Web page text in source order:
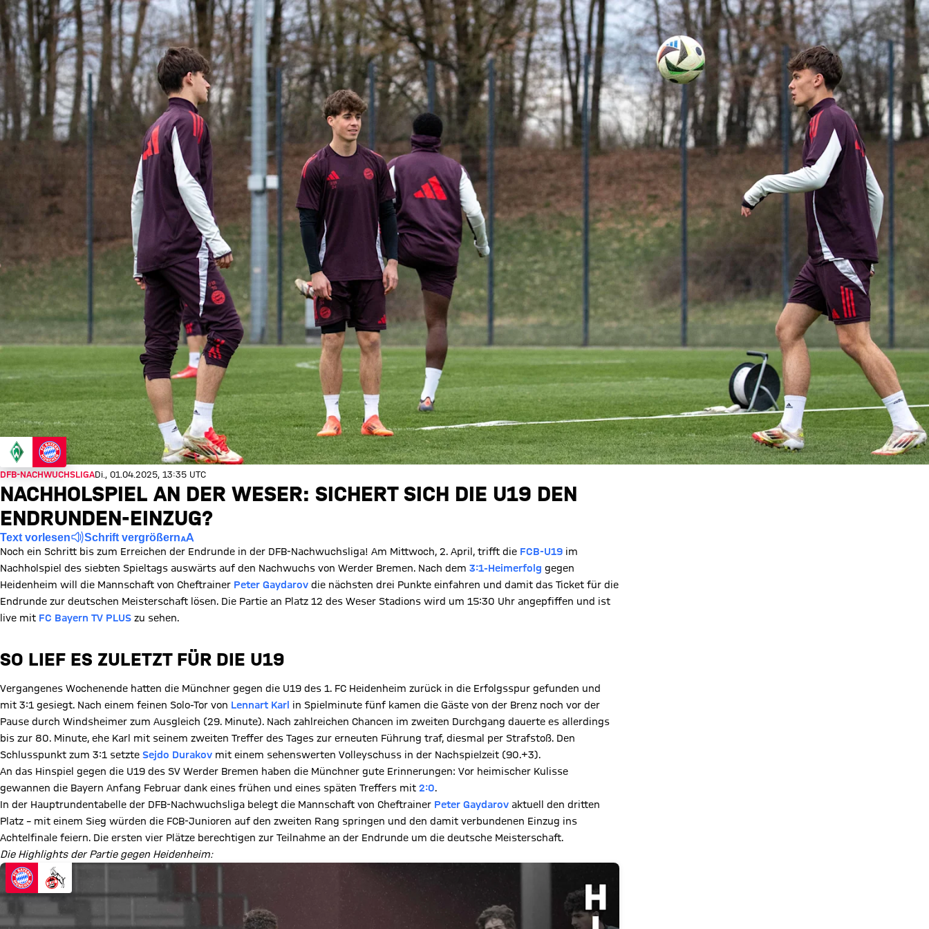
DFB-NACHWUCHSLIGADi., 01.04.2025, 13:35 UTC
NACHHOLSPIEL AN DER WESER: SICHERT SICH DIE U19 DEN
ENDRUNDEN-EINZUG?
Text vorlesen Schrift vergrößern
Noch ein Schritt bis zum Erreichen der Endrunde in der DFB-Nachwuchsliga! Am Mittwoch, 2. April, trifft die FCB-U19 im
Nachholspiel des siebten Spieltags auswärts auf den Nachwuchs von Werder Bremen. Nach dem 3:1-Heimerfolg gegen
Heidenheim will die Mannschaft von Cheftrainer Peter Gaydarov die nächsten drei Punkte einfahren und damit das Ticket für die
Endrunde zur deutschen Meisterschaft lösen. Die Partie an Platz 12 des Weser Stadions wird um 15:30 Uhr angepfiffen und ist
live mit FC Bayern TV PLUS zu sehen.
SO LIEF ES ZULETZT FÜR DIE U19
Vergangenes Wochenende hatten die Münchner gegen die U19 des 1. FC Heidenheim zurück in die Erfolgsspur gefunden und
mit 3:1 gesiegt. Nach einem feinen Solo-Tor von Lennart Karl in Spielminute fünf kamen die Gäste von der Brenz noch vor der
Pause durch Windsheimer zum Ausgleich (29. Minute). Nach zahlreichen Chancen im zweiten Durchgang dauerte es allerdings
bis zur 80. Minute, ehe Karl mit seinem zweiten Treffer des Tages zur erneuten Führung traf, diesmal per Strafstoß. Den
Schlusspunkt zum 3:1 setzte Sejdo Durakov mit einem sehenswerten Volleyschuss in der Nachspielzeit (90.+3).
An das Hinspiel gegen die U19 des SV Werder Bremen haben die Münchner gute Erinnerungen: Vor heimischer Kulisse
gewannen die Bayern Anfang Februar dank eines frühen und eines späten Treffers mit 2:0.
In der Hauptrundentabelle der DFB-Nachwuchsliga belegt die Mannschaft von Cheftrainer Peter Gaydarov aktuell den dritten
Platz – mit einem Sieg würden die FCB-Junioren auf den zweiten Rang springen und den damit verbundenen Einzug ins
Achtelfinale feiern. Die ersten vier Plätze berechtigen zur Teilnahme an der Endrunde um die deutsche Meisterschaft.
Die Highlights der Partie gegen Heidenheim: